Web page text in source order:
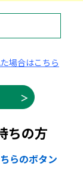
場合はこちら
ちの方
らのボタン